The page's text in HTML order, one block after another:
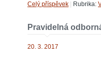
Celý příspěvek Rubrika:
Pravidelná
20. 3. 2017